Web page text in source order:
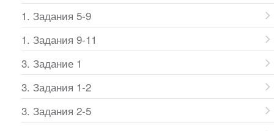
1. Задания 5-9
1. Задания 9-11
3. Задание 1
3. Задания 1-2
3. Задания 2-5